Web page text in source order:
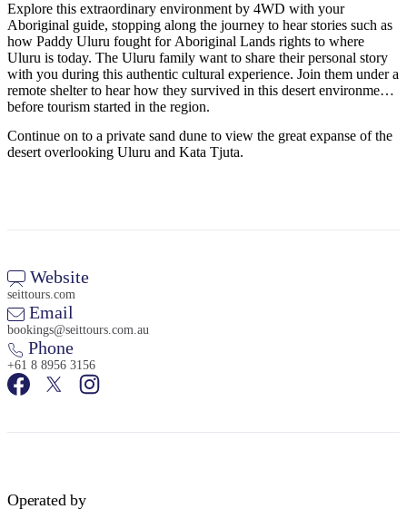
索
搜
索:
Explore this extraordinary environment by 4WD with your
Aboriginal guide, stopping along the journey to hear stories such as
how Paddy Uluru fought for Aboriginal Lands rights to where
Uluru is today. The Uluru family want to share their personal story
with you during this authentic cultural experience. Join them under a
remote shelter to hear how they survived in this desert environment
before tourism started in the region.
Continue on to a private sand dune to view the great expanse of the
desert overlooking Uluru and Kata Tjuta.
Website
seittours.com
Email
bookings@seittours.com.au
Phone
+61 8 8956 3156
Operated by